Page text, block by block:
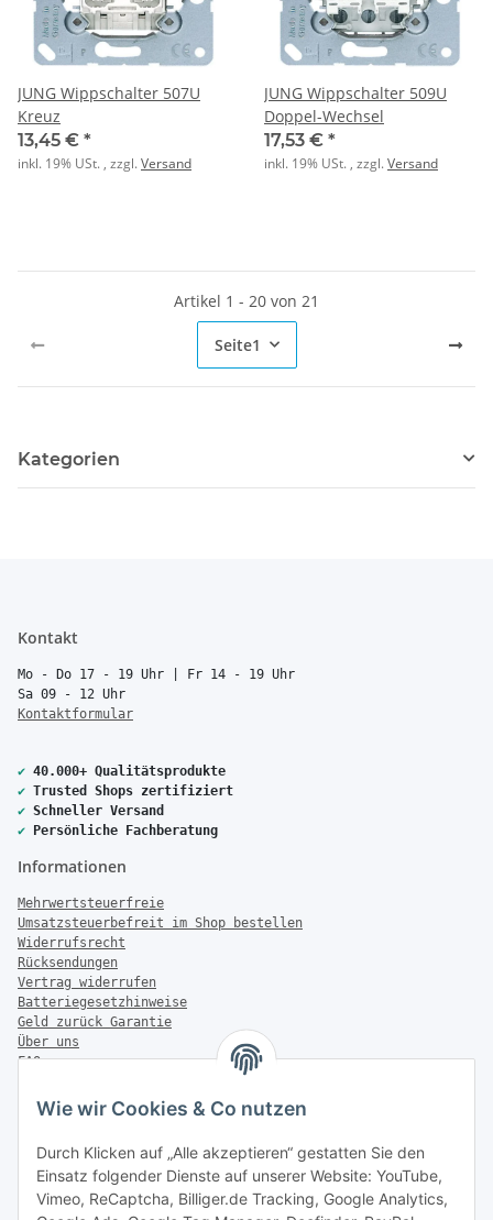
Wie wir Cookies & Co nutzen
Durch Klicken auf „Alle akzeptieren“ gestatten Sie den
Einsatz folgender Dienste auf unserer Website: YouTube,
Vimeo, ReCaptcha, Billiger.de Tracking, Google Analytics,
JUNG Wippschalter 507U
Kreuz
13,45 € *
inkl. 19% USt. , zzgl.Versand
JUNG Wippschalter 509U
Doppel-Wechsel
17,53 € *
inkl. 19% USt. , zzgl.Versand
Artikel 1 - 20 von 21
Seite1
Kategorien
Kontakt
Mo - Do 17 - 19 Uhr | Fr 14 - 19 Uhr
Sa 09 - 12 Uhr
Kontaktformular
✔ 40.000+ Qualitätsprodukte
✔ Trusted Shops zertifiziert
✔ Schneller Versand
✔ Persönliche Fachberatung
Informationen
Mehrwertsteuerfreie
Umsatzsteuerbefreit im Shop bestellen
Widerrufsrecht
Rücksendungen
Vertrag widerrufen
Batteriegesetzhinweise
Geld zurück Garantie
Über uns
FAQ
Zahlung & Versand